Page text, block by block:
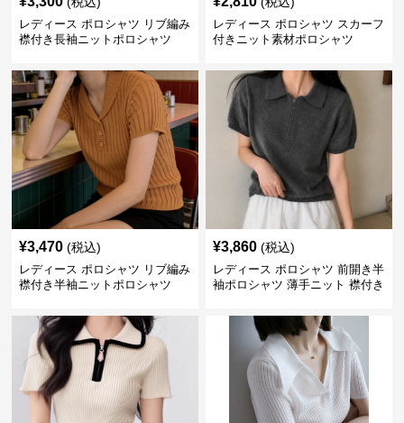
レディース ポロシャツ リブ編み
襟付き長袖ニットポロシャツ
レディース ポロシャツ スカーフ
付きニット素材ポロシャツ
¥3,470 (税込)
レディース ポロシャツ リブ編み
襟付き半袖ニットポロシャツ
¥3,860 (税込)
レディース ポロシャツ 前開き半
袖ポロシャツ 薄手ニット 襟付き